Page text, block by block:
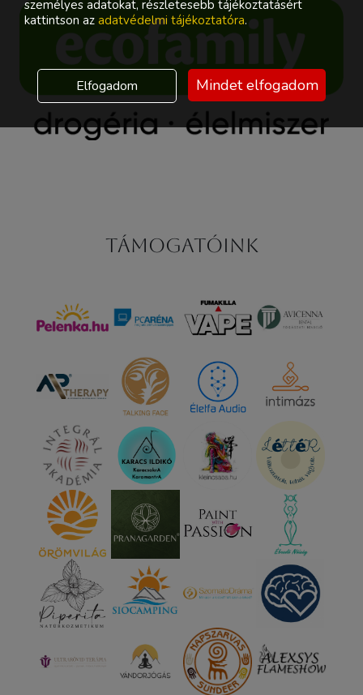
Támogatóink
személyes adatokat, részletesebb tájékoztatásért
kattintson az adatvédelmi tájékoztatóra.
Elfogadom Mindet elfogadom